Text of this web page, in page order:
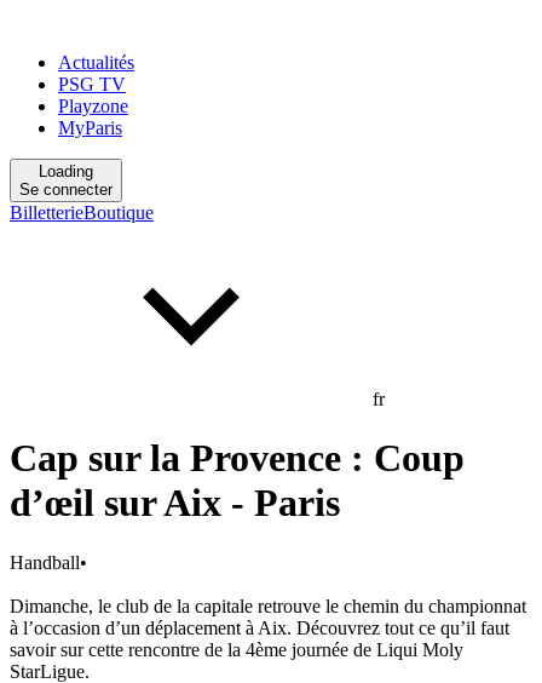
Actualités
PSG TV
Playzone
MyParis
Loading
Se connecter
BilletterieBoutique
fr
Cap sur la Provence : Coup
d’œil sur Aix - Paris
Handball•
Dimanche, le club de la capitale retrouve le chemin du championnat
à l’occasion d’un déplacement à Aix. Découvrez tout ce qu’il faut
savoir sur cette rencontre de la 4ème journée de Liqui Moly
StarLigue.